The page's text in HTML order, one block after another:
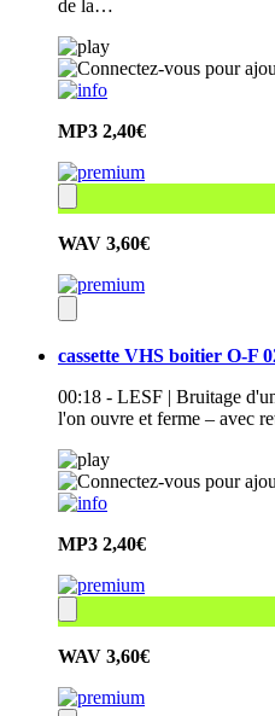
de la…
MP3 2,40€
WAV 3,60€
cassette VHS boitier O-F
00:18 - LESF | Bruitage
l'on ouvre et ferme – avec
MP3 2,40€
WAV 3,60€